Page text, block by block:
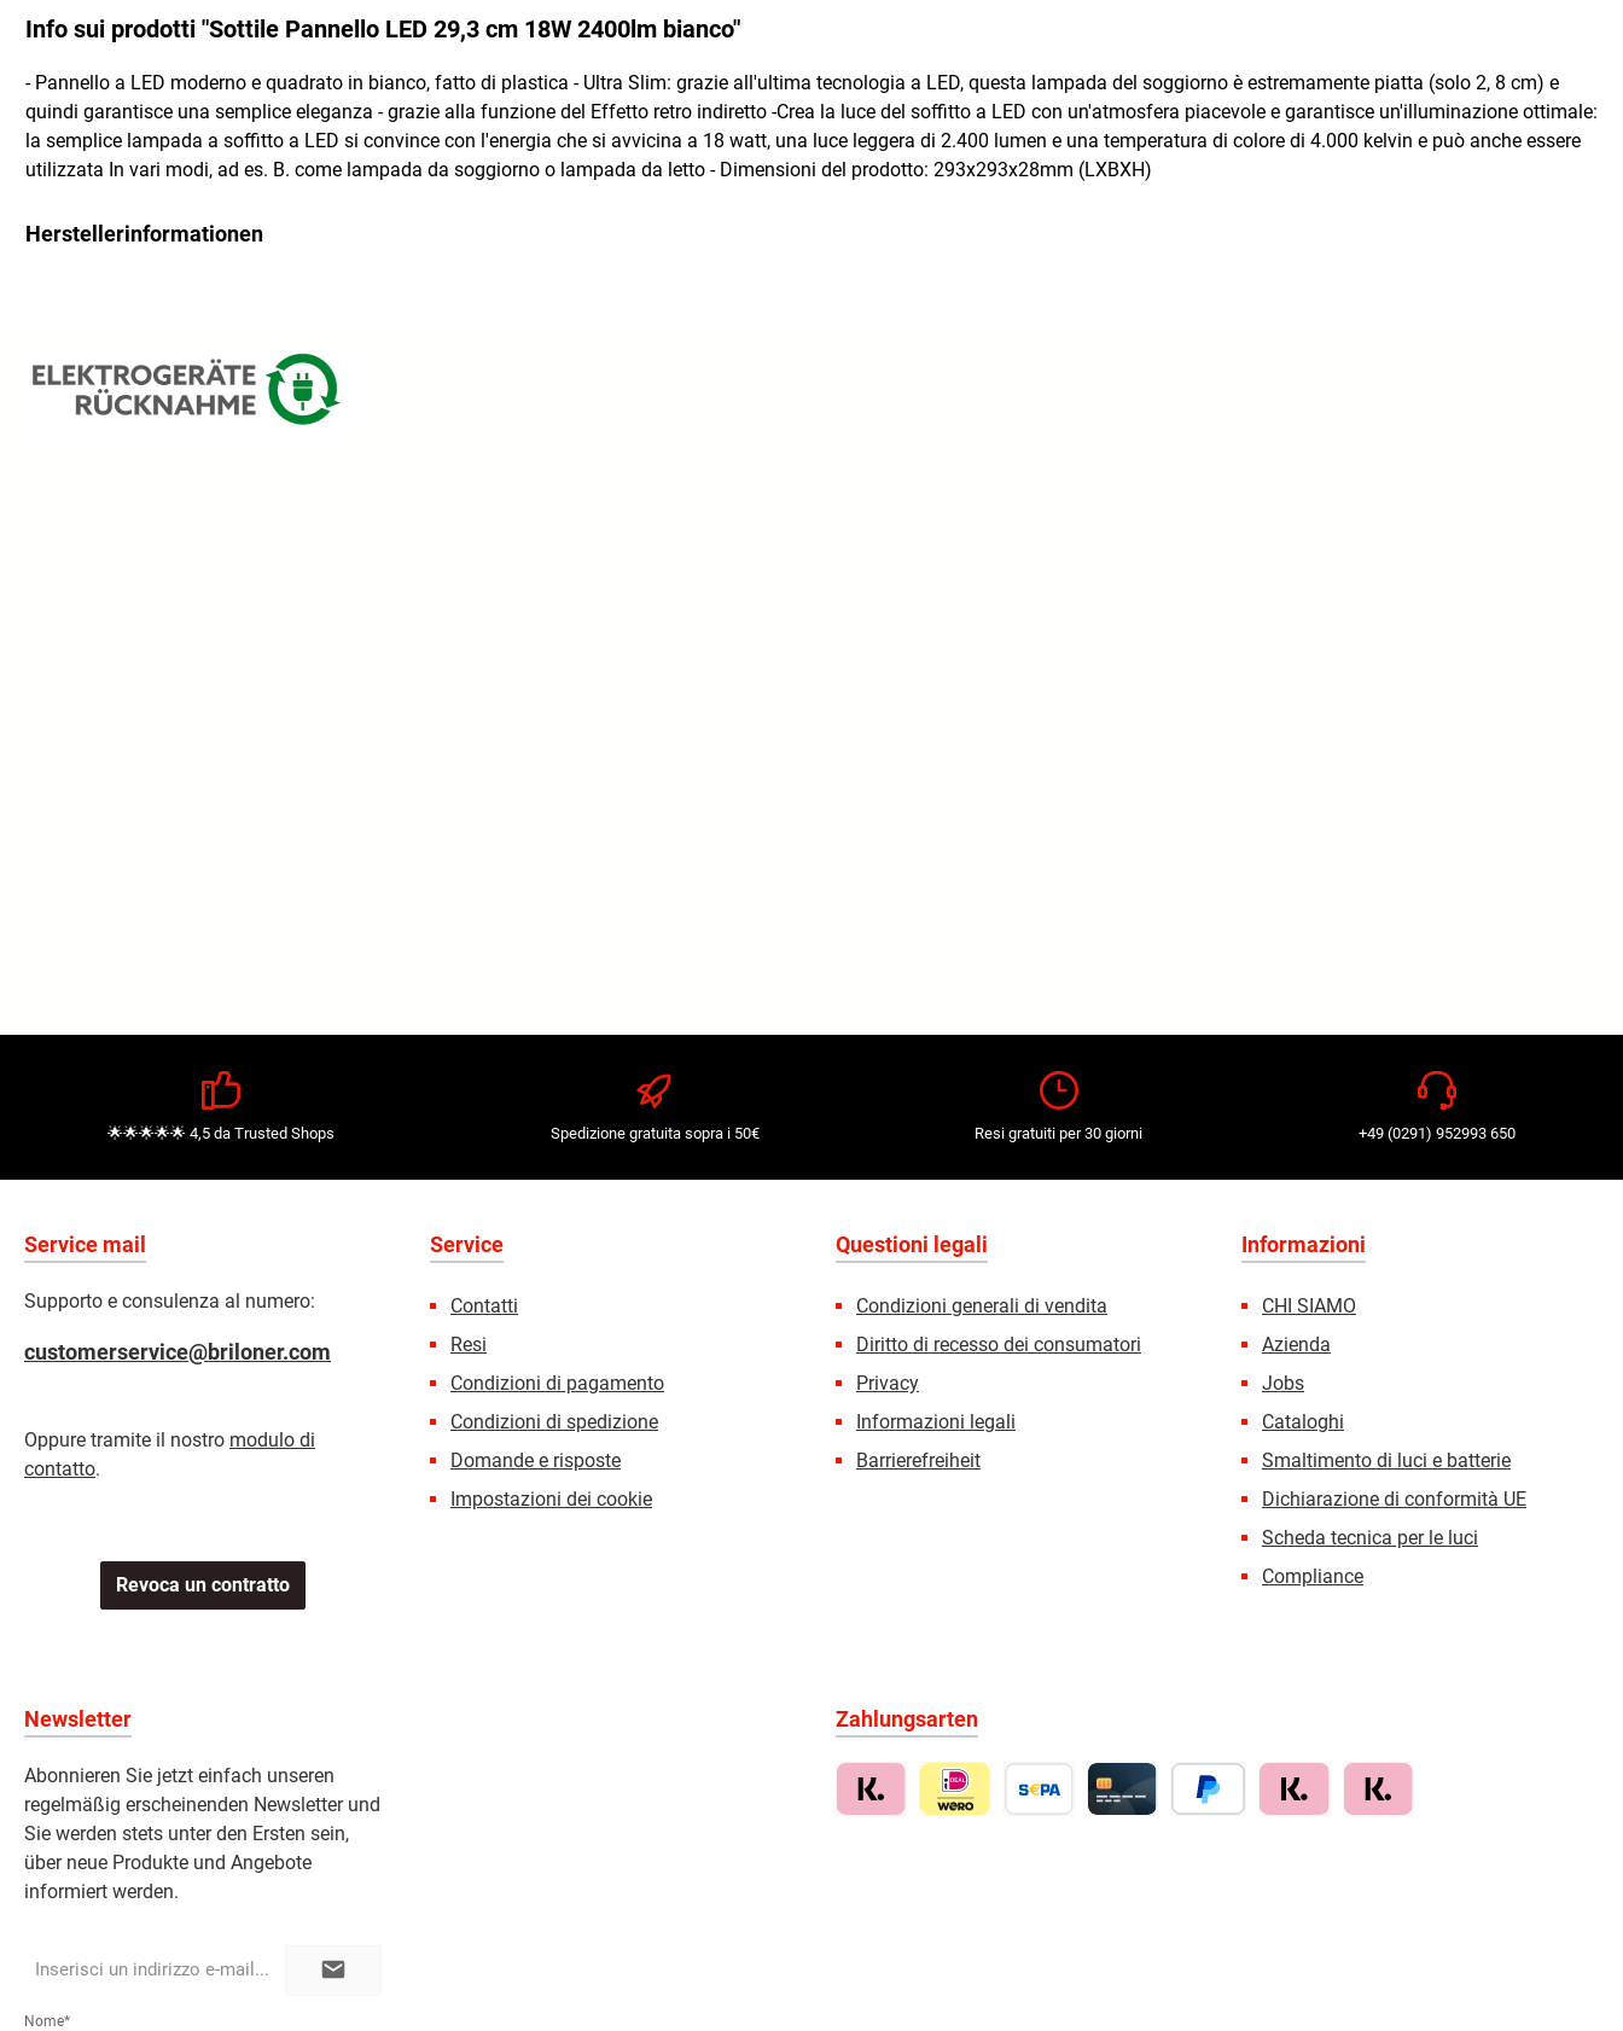
Info sui prodotti "Sottile Pannello LED 29,3 cm 18W 2400lm bianco"
- Pannello a LED moderno e quadrato in bianco, fatto di plastica - Ultra Slim: grazie all'ultima tecnologia a LED, questa lampada del soggiorno è estremamente piatta (solo 2, 8 cm) e
quindi garantisce una semplice eleganza - grazie alla funzione del Effetto retro indiretto -Crea la luce del soffitto a LED con un'atmosfera piacevole e garantisce un'illuminazione ottimale:
la semplice lampada a soffitto a LED si convince con l'energia che si avvicina a 18 watt, una luce leggera di 2.400 lumen e una temperatura di colore di 4.000 kelvin e può anche essere
utilizzata In vari modi, ad es. B. come lampada da soggiorno o lampada da letto - Dimensioni del prodotto: 293x293x28mm (LXBXH)
Herstellerinformationen
🌟🌟🌟🌟🌟 4,5 da Trusted Shops Spedizione gratuita sopra i 50€ Resi gratuiti per 30 giorni +49 (0291) 952993 650
Service mail
Supporto e consulenza al numero:
customerservice@briloner.com
Oppure tramite il nostro modulo di
contatto.
Revoca un contratto
Service
Contatti
Resi
Condizioni di pagamento
Condizioni di spedizione
Domande e risposte
Impostazioni dei cookie
Questioni legali
Condizioni generali di vendita
Diritto di recesso dei consumatori
Privacy
Informazioni legali
Barrierefreiheit
Informazioni
CHI SIAMO
Azienda
Jobs
Cataloghi
Smaltimento di luci e batterie
Dichiarazione di conformità UE
Scheda tecnica per le luci
Compliance
Newsletter
Abonnieren Sie jetzt einfach unseren
regelmäßig erscheinenden Newsletter und
Sie werden stets unter den Ersten sein,
über neue Produkte und Angebote
informiert werden.
Nome*
Zahlungsarten